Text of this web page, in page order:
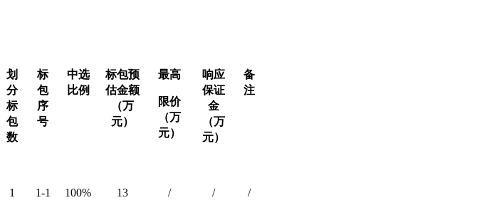
划
分
标
包
数
标
包
序
号
中选
比例
标包预
估金额
（万
元）
最高
限价
（万
元）
响应
保证
金
（万
元）
备
注
1 1-1 100% 13 / / /